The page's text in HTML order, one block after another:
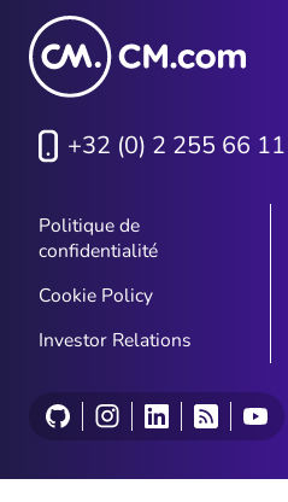
+32 (0) 2 255 66 11
Politique de
confidentialité
Cookie Policy
Investor Relations